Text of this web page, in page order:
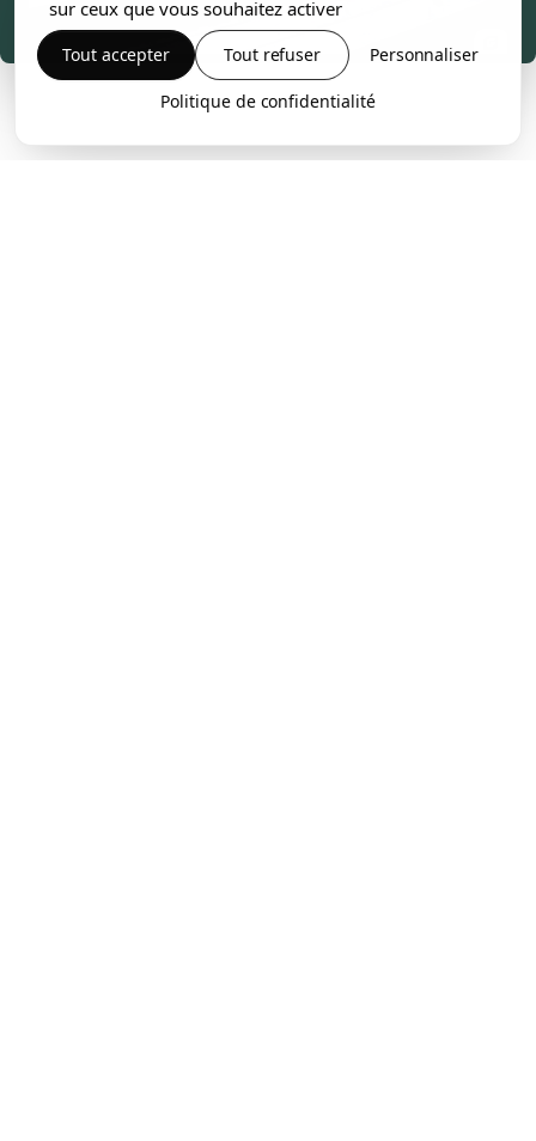
sur ceux que vous souhaitez activer
Tout accepter Tout refuser Personnaliser
Politique de confidentialité